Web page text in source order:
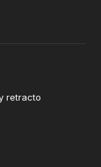
retracto